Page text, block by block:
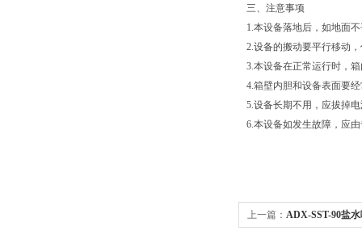
三、注意事项
1.本设备落地后，如地面
2.设备的搬动要平行移动
3.本设备在正常运行时，
4.箱壁内胆和设备表面要
5.设备长期不用，应拔掉
6.本设备如发生故障，应
上一篇： ADX-SST-90盐